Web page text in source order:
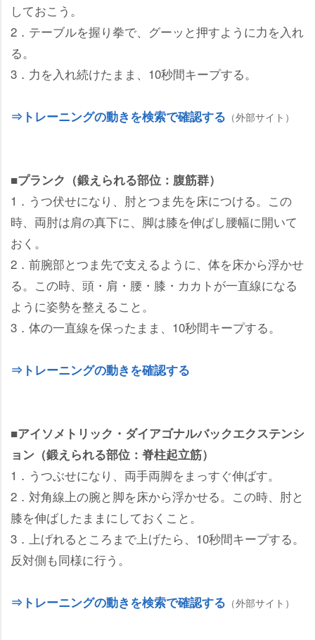
しておこう。
2．テーブルを握り拳で、グーッと押すように力を入れ
る。
3．力を入れ続けたまま、10秒間キープする。
⇒トレーニングの動きを検索で確認する （外部サイト）
■プランク（鍛えられる部位：腹筋群）
1．うつ伏せになり、肘とつま先を床につける。この
時、両肘は肩の真下に、脚は膝を伸ばし腰幅に開いて
おく。
2．前腕部とつま先で支えるように、体を床から浮かせ
る。この時、頭・肩・腰・膝・カカトが一直線になる
ように姿勢を整えること。
3．体の一直線を保ったまま、10秒間キープする。
⇒トレーニングの動きを確認する
■アイソメトリック・ダイアゴナルバックエクステンシ
ョン（鍛えられる部位：脊柱起立筋）
1．うつぶせになり、両手両脚をまっすぐ伸ばす。
2．対角線上の腕と脚を床から浮かせる。この時、肘と
膝を伸ばしたままにしておくこと。
3．上げれるところまで上げたら、10秒間キープする。
反対側も同様に行う。
⇒トレーニングの動きを検索で確認する （外部サイト）